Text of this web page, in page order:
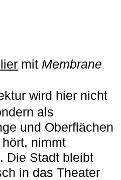
mit ­ Membrane
wird hier nicht
als
und Oberflächen
nimmt
Die Stadt bleibt
in das Theater